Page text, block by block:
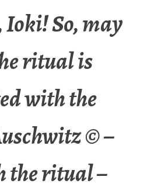
So, may
ritual is
with the
© –
the ritual –